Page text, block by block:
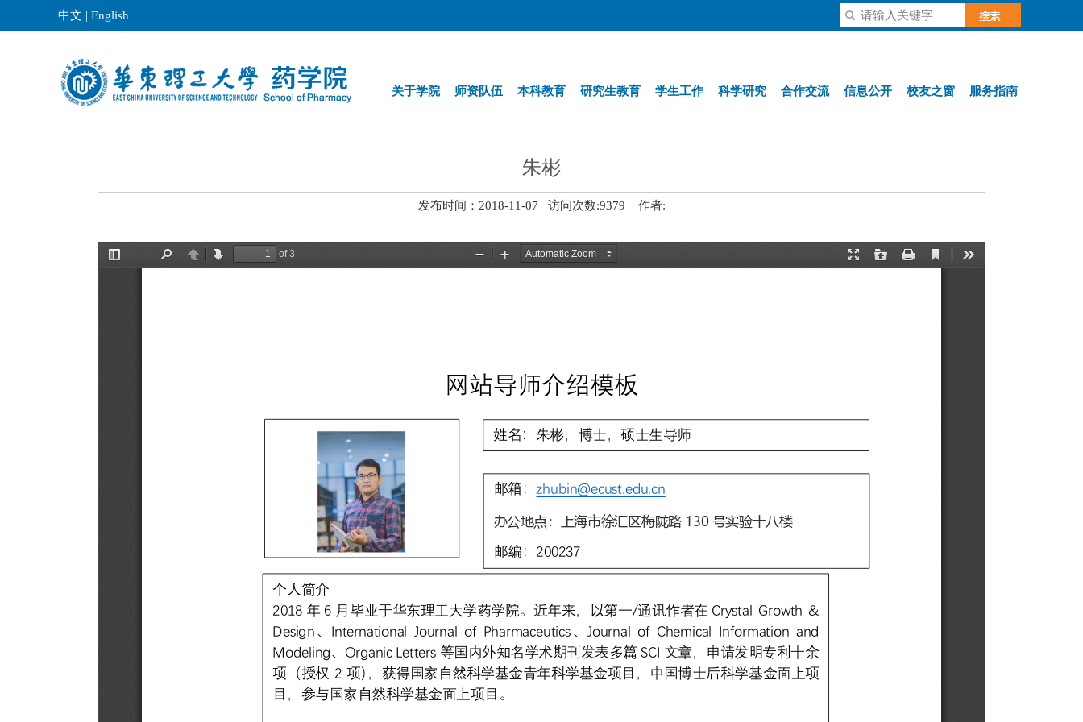
中文 | English
关于学院 师资队伍 本科教育 研究生教育 学生工作 科学研究 合作交流 信息公开 校友之窗 服务指南
朱彬
发布时间：2018-11-07 访问次数:9379 作者: